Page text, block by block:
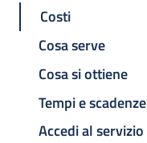
Costi
Cosa serve
Cosa si ottiene
Tempi e scadenze
Accedi al servizio